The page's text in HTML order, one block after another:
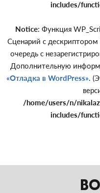
includes/
Notice: Функция
Сценарий с
очередь с
Дополнительную
«Отладка в WordPress».
/home/users/n/
includes/